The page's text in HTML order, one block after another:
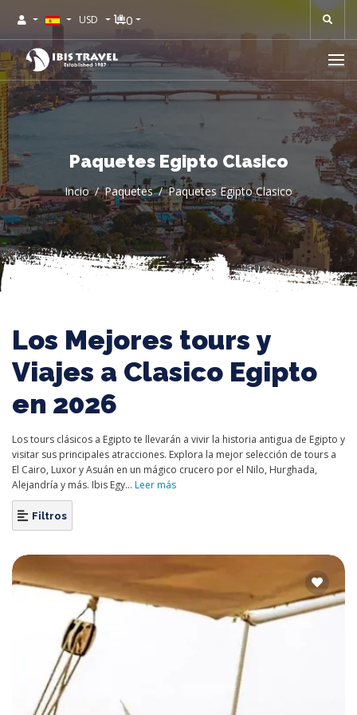
USD 0
Paquetes Egipto Clasico
Incio Paquetes Paquetes Egipto Clasico
Los Mejores tours y
Viajes a Clasico Egipto
en 2026
Los tours clásicos a Egipto te llevarán a vivir la historia antigua de Egipto y
visitar sus principales atracciones. Explora la mejor selección de tours a
El Cairo, Luxor y Asuán en un mágico crucero por el Nilo, Hurghada,
Alejandría y más. Ibis Egy... Leer más
Filtros